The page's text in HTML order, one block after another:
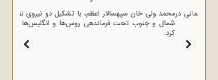
وزیر خارجه انگلیس آنتونی ایدن حضور متخصصان آلمانی در
ایران را خطر بزرگی برای لندن دانست.